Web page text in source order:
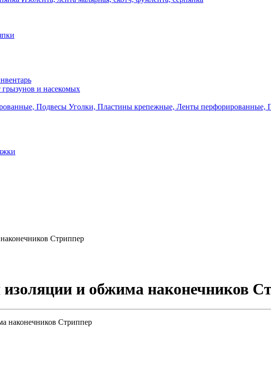
грызунов и насекомых
Уголки, Пластины крепежные, Ленты перфорированные,
Стриппер
и обжима наконечников